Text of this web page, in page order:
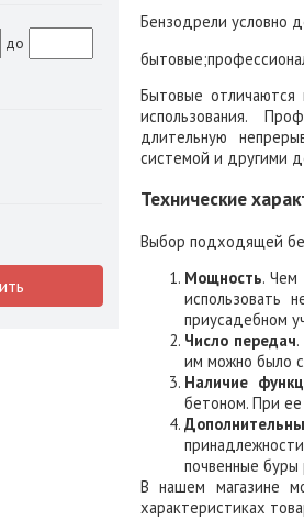
до
Бензодрели условно
бытовые;
Бытовые
использования.
длительную
системой и другими
Технические
Выбор подходящей
Мощность. Чем
использовать
приусадебном
Число передач
им можно было
Наличие
бетоном. При ее
почвенные
В нашем магазине
характеристиках